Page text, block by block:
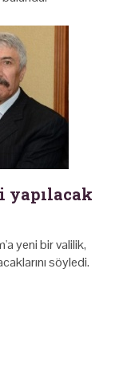
yapılacak
yeni bir valilik,
söyledi.